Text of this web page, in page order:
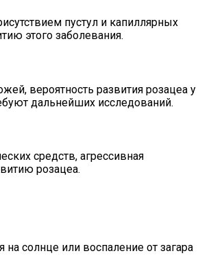
пустул и капиллярных
этого заболевания.
вероятность развития розацеа у
дальнейших исследований.
средств, агрессивная
розацеа.
солнце или воспаление от загара